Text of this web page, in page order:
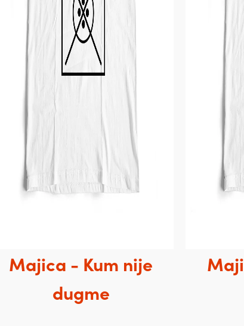
Majica - Kum nije
dugme